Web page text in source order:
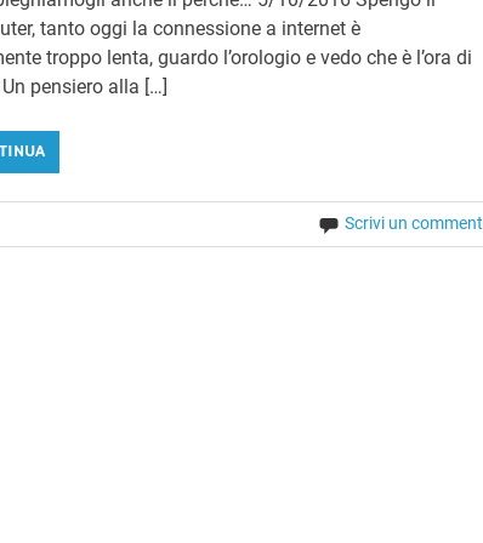
tanto oggi la connessione a internet è
troppo lenta, guardo l’orologio e vedo che è l’ora di
pensiero alla […]
Scrivi un